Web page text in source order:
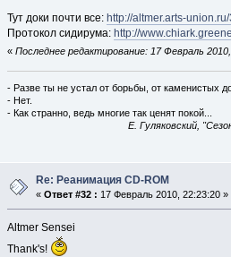
Тут доки почти все:http://altmer.arts-
Протокол сидирума:http://
«Последнее редактирование: 17 Февраль
- Разве ты не устал от борьбы, от каменистых
- Нет.
- Как странно, ведь многие так ценят покой...
E. Гуляковский,
Re: Реанимация CD-ROM
«Ответ #32 : 17 Февраль 2010, 22:23:20 »
Altmer Sensei
Thank's!